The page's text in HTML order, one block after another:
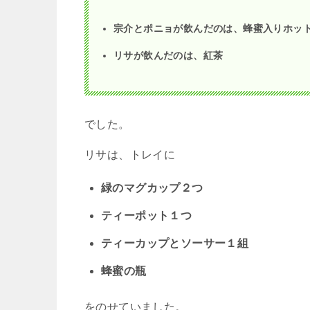
宗介とポニョが飲んだのは、蜂蜜入りホッ
リサが飲んだのは、紅茶
でした。
リサは、トレイに
緑のマグカップ２つ
ティーポット１つ
ティーカップとソーサー１組
蜂蜜の瓶
をのせていました。